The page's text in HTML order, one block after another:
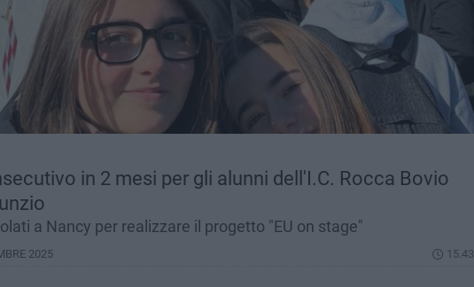
in 2 mesi per gli alunni dell'I.C. Rocca Bovio
a Nancy per realizzare il progetto "EU on stage"
2025 15.43